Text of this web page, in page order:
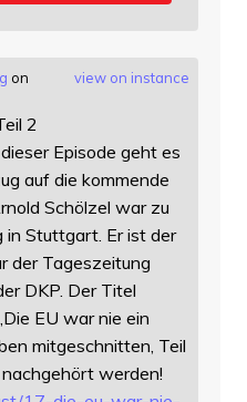
view on instance
on
2
Episode geht es
auf die kommende
Schölzel war zu
Stuttgart. Er ist der
der Tageszeitung
DKP. Der Titel
EU war nie ein
mitgeschnitten, Teil
werden!